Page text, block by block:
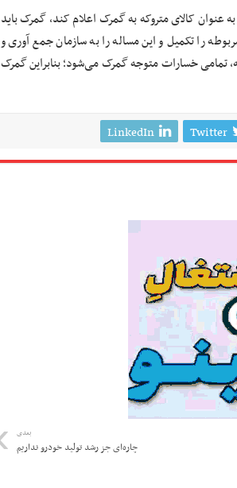
عنوان کالای متروکه به گمرک اعلام کند، گمرک باید
را تکمیل و این مساله را به سازمان جمع آوری و
تمامی خسارات متوجه گمرک می‌شود؛ بنابراین گمرک
Twitter
LinkedIn
بعدی
چاره‌ای جز رشد تولید خودرو نداریم